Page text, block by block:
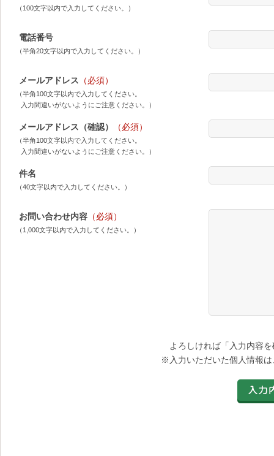
（100文字以内で入力してください。）
電話番号
（半角20文字以内で入力してください。）
メールアドレス （必須）
（半角100文字以内で入力してください。
入力間違いがないようにご注意ください。）
メールアドレス（確認） （必須）
（半角100文字以内で入力してください。
入力間違いがないようにご注意ください。）
件名
（40文字以内で入力してください。）
お問い合わせ内容 （必須）
（1,000文字以内で入力してください。）
よろしければ「入力内容
※入力いただいた個人情報